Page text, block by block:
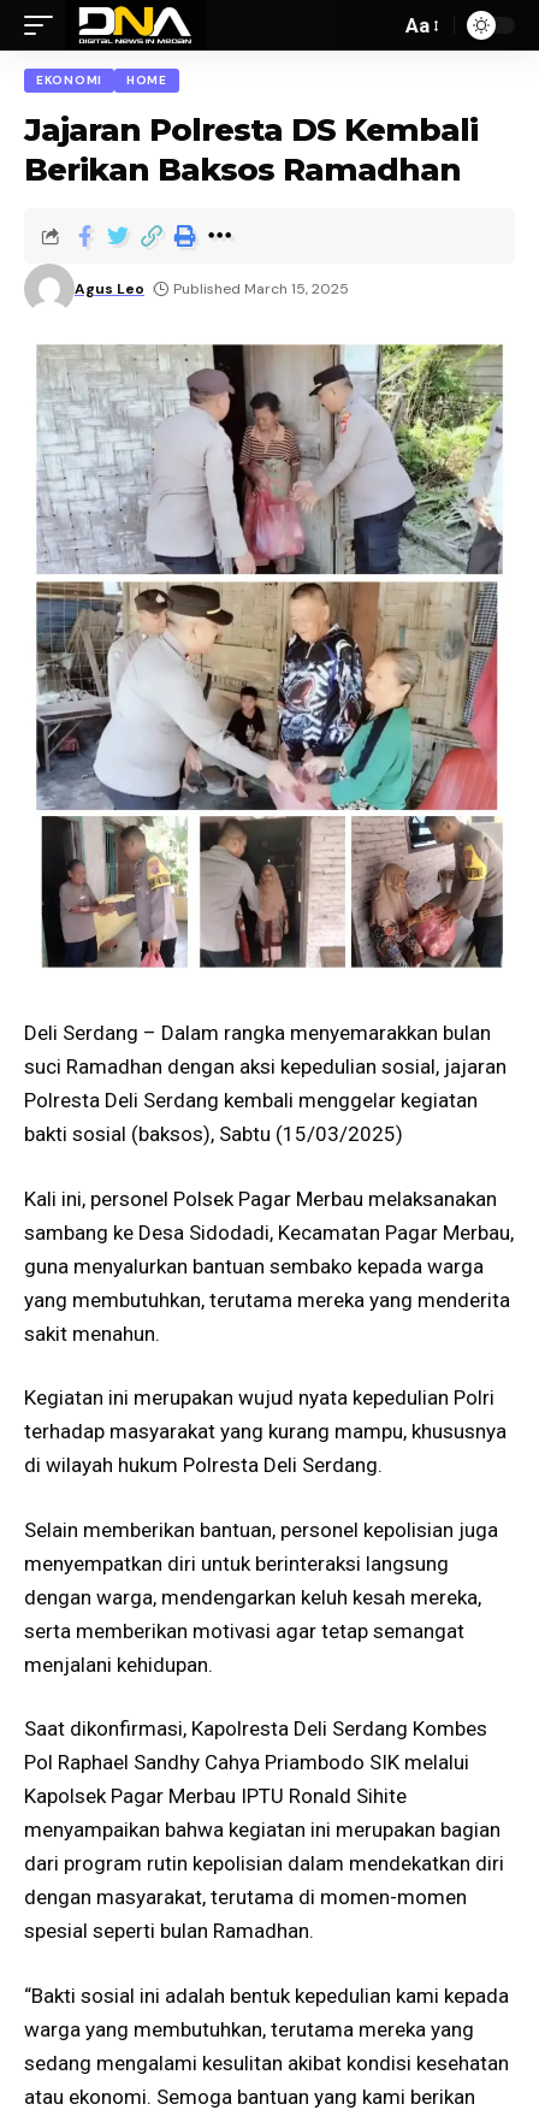
Aa
EKONOMI HOME
Jajaran Polresta DS Kembali
Berikan Baksos Ramadhan
Agus Leo Published March 15, 2025
Deli Serdang – Dalam rangka menyemarakkan bulan
suci Ramadhan dengan aksi kepedulian sosial, jajaran
Polresta Deli Serdang kembali menggelar kegiatan
bakti sosial (baksos), Sabtu (15/03/2025)
Kali ini, personel Polsek Pagar Merbau melaksanakan
sambang ke Desa Sidodadi, Kecamatan Pagar Merbau,
guna menyalurkan bantuan sembako kepada warga
yang membutuhkan, terutama mereka yang menderita
sakit menahun.
Kegiatan ini merupakan wujud nyata kepedulian Polri
terhadap masyarakat yang kurang mampu, khususnya
di wilayah hukum Polresta Deli Serdang.
Selain memberikan bantuan, personel kepolisian juga
menyempatkan diri untuk berinteraksi langsung
dengan warga, mendengarkan keluh kesah mereka,
serta memberikan motivasi agar tetap semangat
menjalani kehidupan.
Saat dikonfirmasi, Kapolresta Deli Serdang Kombes
Pol Raphael Sandhy Cahya Priambodo SIK melalui
Kapolsek Pagar Merbau IPTU Ronald Sihite
menyampaikan bahwa kegiatan ini merupakan bagian
dari program rutin kepolisian dalam mendekatkan diri
dengan masyarakat, terutama di momen-momen
spesial seperti bulan Ramadhan.
“Bakti sosial ini adalah bentuk kepedulian kami kepada
warga yang membutuhkan, terutama mereka yang
sedang mengalami kesulitan akibat kondisi kesehatan
atau ekonomi. Semoga bantuan yang kami berikan